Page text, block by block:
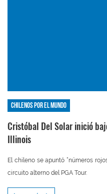
Chilenos por el mundo
Cristóbal Del Solar inició
Illinois
El chileno se apuntó “números
circuito alterno del PGA Tour.